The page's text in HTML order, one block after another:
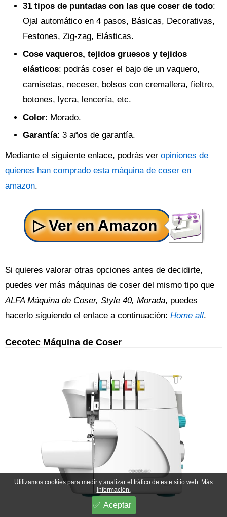
31 tipos de puntadas con las que coser de todo:
Ojal automático en 4 pasos, Básicas, Decorativas,
Festones, Zig-zag, Elásticas.
Cose vaqueros, tejidos gruesos y tejidos
elásticos: podrás coser el bajo de un vaquero,
camisetas, neceser, bolsos con cremallera, fieltro,
botones, lycra, lencería, etc.
Color: Morado.
Garantía: 3 años de garantía.
Mediante el siguiente enlace, podrás ver opiniones de
quienes han comprado esta máquina de coser en
amazon.
Si quieres valorar otras opciones antes de decidirte,
puedes ver más máquinas de coser del mismo tipo que
ALFA Máquina de Coser, Style 40, Morada, puedes
hacerlo siguiendo el enlace a continuación: Home all.
Cecotec Máquina de Coser
Utilizamos cookies para medir y analizar el tráfico de este sitio web. Más
información.
Aceptar